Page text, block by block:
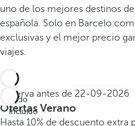
uno de los mejores destinos
española. Solo en
exclusivas y el mejor precio
viajes.
Todo
incluido
Reserva antes de 22-09-2026
Ofertas Verano
Hasta 10% de descuento extra